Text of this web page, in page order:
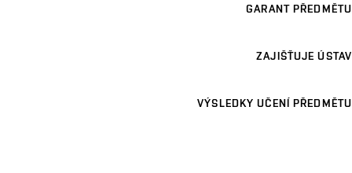
GARANT PŘEDMĚTU
ZAJIŠŤUJE ÚSTAV
VÝSLEDKY UČENÍ PŘEDMĚTU